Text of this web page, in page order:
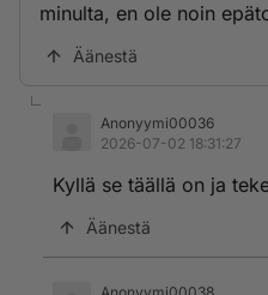
minulta, en ole noin
Äänestä
Anonyymi00036
2026-07-02 18:31:27
Kyllä se täällä on ja
Äänestä